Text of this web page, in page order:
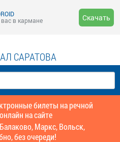
в кармане
Скачать
САРАТОВА
билеты на речной
на сайте
Маркс, Вольск,
без очереди!